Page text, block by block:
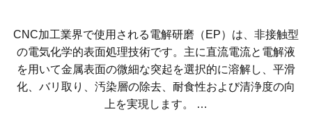
CNC加工業界で使用される電解研磨（EP）は、非接触型
の電気化学的表面処理技術です。主に直流電流と電解液
を用いて金属表面の微細な突起を選択的に溶解し、平滑
化、バリ取り、汚染層の除去、耐食性および清浄度の向
上を実現します。 …